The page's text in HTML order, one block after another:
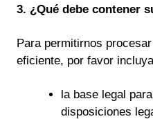
3. ¿Qué debe contener
Para permitirnos
eficiente, por favor
la base legal
disposiciones